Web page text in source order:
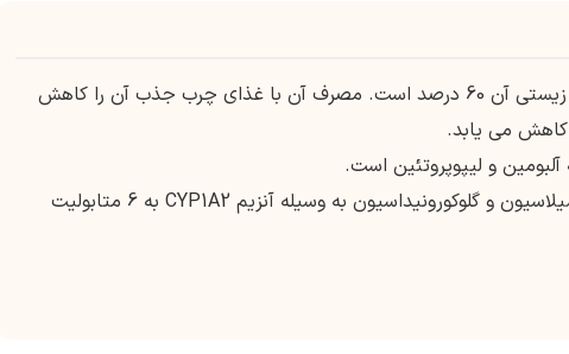
: ریلوزول به خوبی جذب می شود و فراهمی زیستی آن 60 درصد است. مصرف آن با غذای چرب جذب آن را کاهش
: به طور گسترده ای از طریق هیدروکسیلاسیون و گلوکورونیداسیون به وسیله آنزیم CYP1A2 به 6 متابولیت